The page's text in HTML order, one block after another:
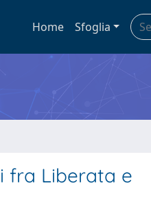
Home Sfoglia
fra Liberata e